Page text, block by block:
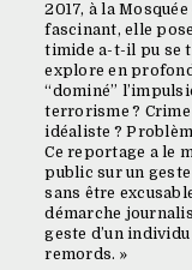
2017, à la
fascinant, elle
timide a-t-il pu se
explore en
“dominé”
terrorisme ? Crime
idéaliste ?
Ce reportage a le
public sur un
sans être
démarche
geste d’un
remords. »